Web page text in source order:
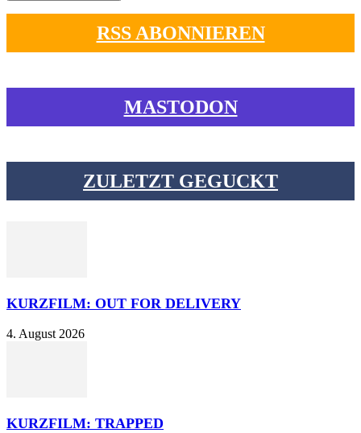
RSS ABONNIEREN
MASTODON
ZULETZT GEGUCKT
KURZFILM: OUT FOR DELIVERY
4. August 2026
KURZFILM: TRAPPED